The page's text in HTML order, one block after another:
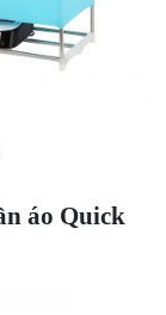
áo Quick